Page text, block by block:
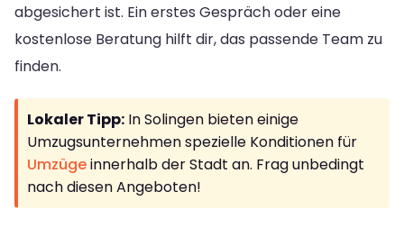
abgesichert ist. Ein erstes Gespräch oder eine
kostenlose Beratung hilft dir, das passende Team zu
finden.
Lokaler Tipp: In Solingen bieten einige
Umzugsunternehmen spezielle Konditionen für
Umzügeinnerhalb der Stadt an. Frag unbedingt
nach diesen Angeboten!